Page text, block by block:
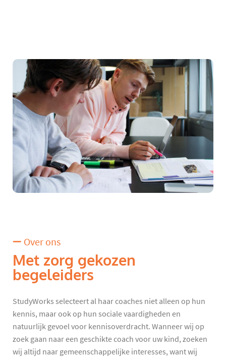
Over ons
Met zorg gekozen
begeleiders
StudyWorks selecteert al haar coaches niet alleen op hun
kennis, maar ook op hun sociale vaardigheden en
natuurlijk gevoel voor kennisoverdracht. Wanneer wij op
zoek gaan naar een geschikte coach voor uw kind, zoeken
wij altijd naar gemeenschappelijke interesses, want wij